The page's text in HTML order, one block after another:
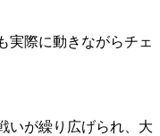
実際に動きながらチェ
いが繰り広げられ、大